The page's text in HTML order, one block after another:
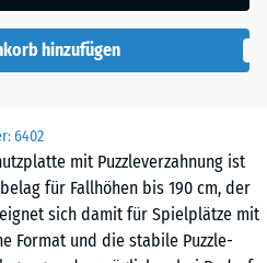
6402
mit Puzzleverzahnung ist
für Fallhöhen bis 190 cm, der
sich damit für Spielplätze mit
Format und die stabile Puzzle-
hinzufügen